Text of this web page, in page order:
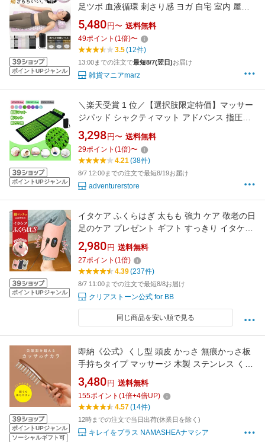
ポイントUPジャンル
足ツボ 血液循環 刺さり感 ヨガ 自宅 室内 屋外
足裏 背中 頭 肩 痛みリラックス トレーニング
筋トレ ストレッチ ヨガ 全身ケア マット 運動
枕付き 収納袋付き 男女兼用 新製品
5,480 円〜 送料無料
49ポイント (1倍)〜
3.5(12件)
13:00までの注文で最短8/7(翌日)お届け
雑貨マニアmarz
ポイントUPジャンル
＼楽天受賞 1 位／【選択肢限定特価】マッサー
ジパッド シャクティマット アドバンス 指圧マ
ット ヨガシャクティマット シャクティ マット
正規品 本格指圧でリラックス & 厚手マット 収
納バッグ付き 足ツボマット 屋内・屋外OK 痛み
3,298 円〜 送料無料
29ポイント (1倍)〜
4.21(38件)
8/7 12:00までの注文で最短8/19お届け
adventurerstore
ポイントUPジャンル
イタケア ふくらはぎ 太もも 強力 ケア 敬老の日
足のケア プレゼント ギフト すっきり イタケア
ふくらはぎ フットケア レッグケア グッズ 足 脚
強力 ハイパワー ふくらはぎケア 【ピンク/ネイ
ビー/グレー】 特別
2,980 円 送料無料
27ポイント (1倍)
4.39(237件)
8/7 11:00までの注文で最短8/8お届け
クリアストーン公式 for BB
同じ商品を安い順で見る
ポイントUPジャンル
ソーシャルギフト可
即納《公式》くし型 頭皮 かっさ 無痕かっさ板
手持ちタイプ マッサージ 木製 ステンレス くし
カッサ プレート 収納袋 小顔 むくみ 頭 ボディ
美顔器 美容 健康 美肌 美脚 モデル 愛用 かっさ
板 リンパ 顔 腕 足 脚 ローズ 台湾 ギフト プレ
ゼント 実用的 滝沢
3,480 円 送料無料
155ポイント (1倍+4倍UP)
4.57(14件)
12時までの注文で当日出荷(休業日を除く)
キレイをプラス NAMASHEAナマシア